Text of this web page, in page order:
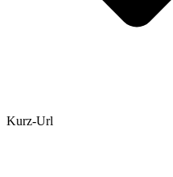
Kurz-Url